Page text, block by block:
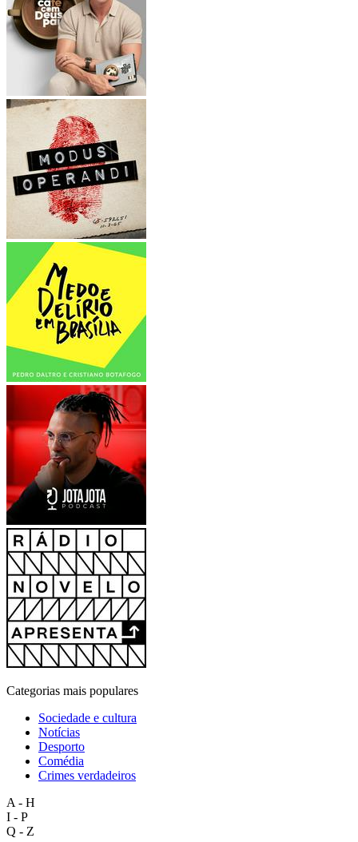
Categorias mais populares
Sociedade e cultura
Notícias
Desporto
Comédia
Crimes verdadeiros
A - H
I - P
Q - Z